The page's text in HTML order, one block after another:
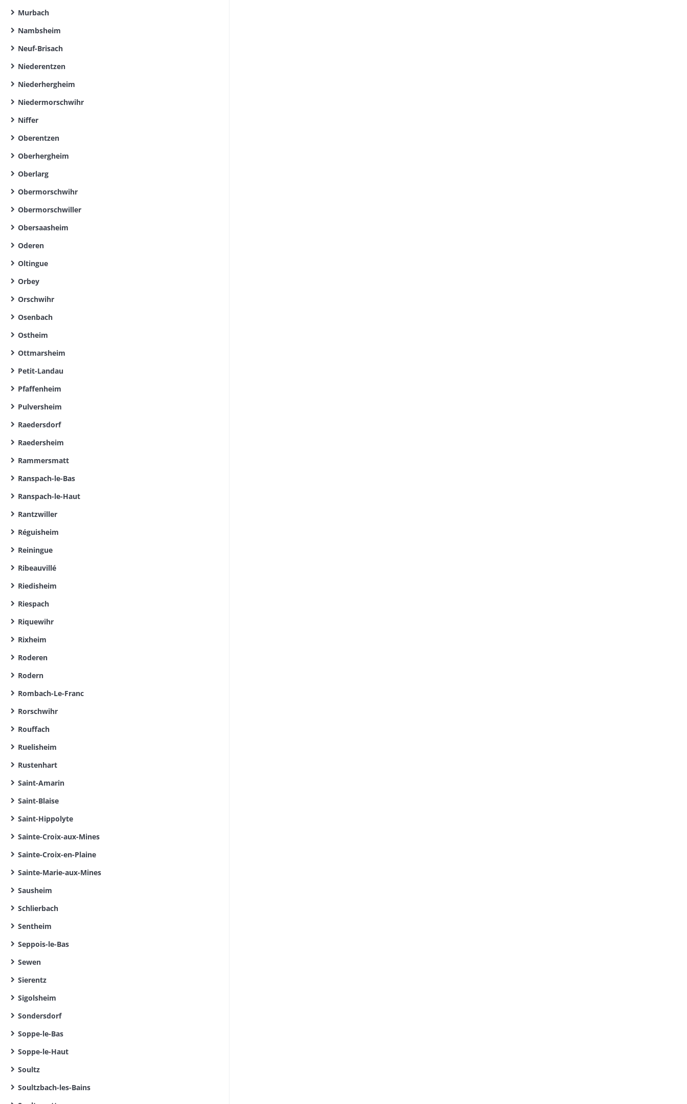
Murbach
Nambsheim
Neuf-Brisach
Niederentzen
Niederhergheim
Niedermorschwihr
Niffer
Oberentzen
Oberhergheim
Oberlarg
Obermorschwihr
Obermorschwiller
Obersaasheim
Oderen
Oltingue
Orbey
Orschwihr
Osenbach
Ostheim
Ottmarsheim
Petit-Landau
Pfaffenheim
Pulversheim
Raedersdorf
Raedersheim
Rammersmatt
Ranspach-le-Bas
Ranspach-le-Haut
Rantzwiller
Réguisheim
Reiningue
Ribeauvillé
Riedisheim
Riespach
Riquewihr
Rixheim
Roderen
Rodern
Rombach-Le-Franc
Rorschwihr
Rouffach
Ruelisheim
Rustenhart
Saint-Amarin
Saint-Blaise
Saint-Hippolyte
Sainte-Croix-aux-Mines
Sainte-Croix-en-Plaine
Sainte-Marie-aux-Mines
Sausheim
Schlierbach
Sentheim
Seppois-le-Bas
Sewen
Sierentz
Sigolsheim
Sondersdorf
Soppe-le-Bas
Soppe-le-Haut
Soultz
Soultzbach-les-Bains